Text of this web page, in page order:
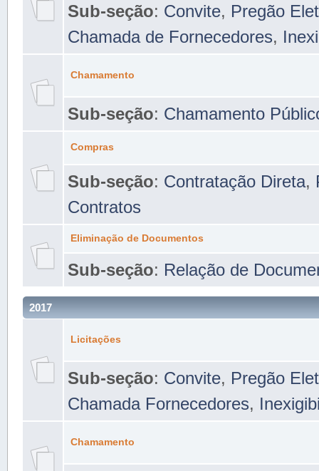
Sub-seção: Convite, Pregão
Chamada de Fornecedores,
Chamamento
Sub-seção: Chamamento
Compras
Sub-seção: Contratação Direta,
Contratos
Eliminação de Documentos
Sub-seção: Relação de
2017
Licitações
Sub-seção: Convite, Pregão
Chamada Fornecedores,
Chamamento